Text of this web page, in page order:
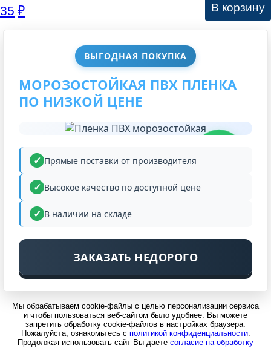
ВЫГОДНАЯ ПОКУПКА
МОРОЗОСТОЙКАЯ ПВХ ПЛЕНКА
ПО НИЗКОЙ ЦЕНЕ
Прямые поставки от производителя
Высокое качество по доступной цене
В наличии на складе
ЗАКАЗАТЬ НЕДОРОГО
35 ₽ В корзину
Мы обрабатываем cookie-файлы с целью персонализации сервиса
и чтобы пользоваться веб-сайтом было удобнее. Вы можете
запретить обработку cookie-файлов в настройках браузера.
Пожалуйста, ознакомьтесь с политикой конфиденциальности.
Продолжая использовать сайт Вы даете согласие на обработку